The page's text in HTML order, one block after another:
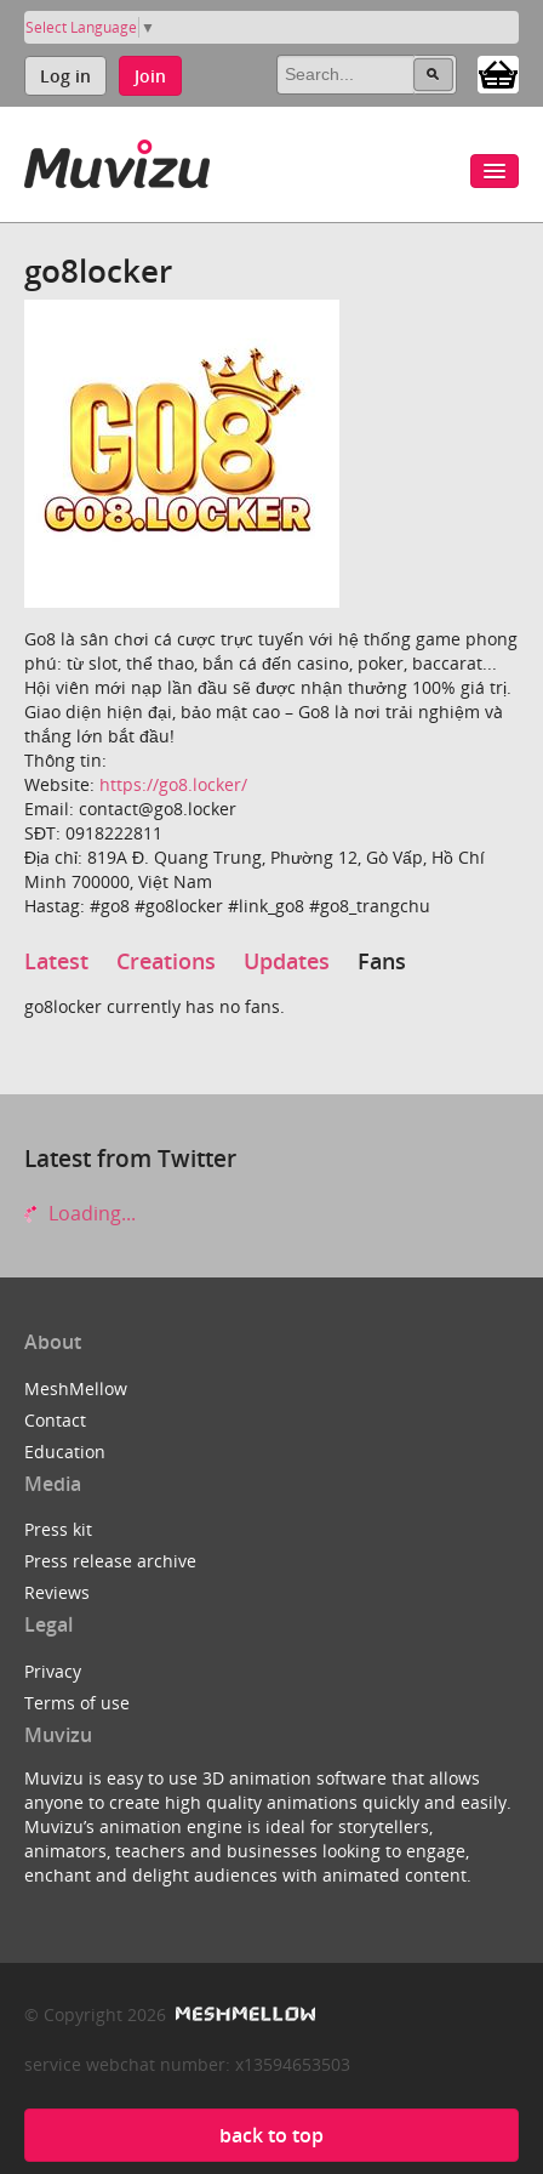
Select Language ▼
Log in Join
go8locker
Go8 là sân chơi cá cược trực tuyến với hệ thống game phong
phú: từ slot, thể thao, bắn cá đến casinο, poker, baccarat...
Hội viên mới nạp lần đầu sẽ được nhận thưởng 100% giá trị.
Giao diện hiện đại, bảo mật cao – Go8 là nơi trải nghiệm và
thắng lớn bắt đầu!
Thông tin:
Website: https://go8.locker/
Email: contact@go8.locker
SĐT: 0918222811
Địa chỉ: 819A Đ. Quang Trung, Phường 12, Gò Vấp, Hồ Chí
Minh 700000, Việt Nam
Hastag: #go8 #go8locker #link_go8 #go8_trangchu
Latest Creations Updates Fans
go8locker currently has no fans.
Latest from Twitter
Loading...
About
MeshMellow
Contact
Education
Media
Press kit
Press release archive
Reviews
Legal
Privacy
Terms of use
Muvizu
Muvizu is easy to use 3D animation software that allows
anyone to create high quality animations quickly and easily.
Muvizu’s animation engine is ideal for storytellers,
animators, teachers and businesses looking to engage,
enchant and delight audiences with animated content.
© Copyright 2026
service webchat number: x13594653503
back to top